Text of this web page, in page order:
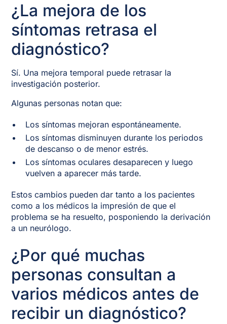
¿La mejora de los
síntomas retrasa el
diagnóstico?
Sí. Una mejora temporal puede retrasar la
investigación posterior.
Algunas personas notan que:
Los síntomas mejoran espontáneamente.
Los síntomas disminuyen durante los periodos
de descanso o de menor estrés.
Los síntomas oculares desaparecen y luego
vuelven a aparecer más tarde.
Estos cambios pueden dar tanto a los pacientes
como a los médicos la impresión de que el
problema se ha resuelto, posponiendo la derivación
a un neurólogo.
¿Por qué muchas
personas consultan a
varios médicos antes de
recibir un diagnóstico?